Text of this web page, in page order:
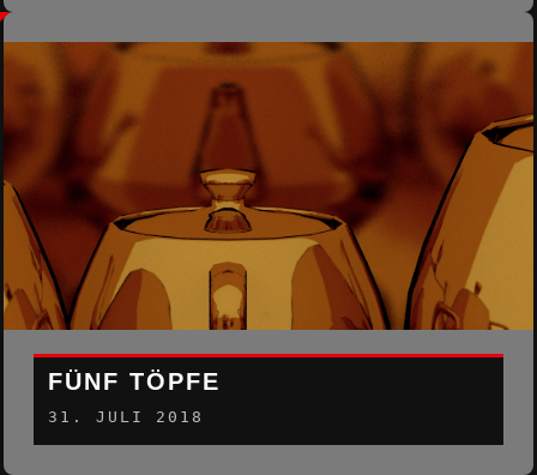
FÜNF TÖPFE
31. JULI 2018